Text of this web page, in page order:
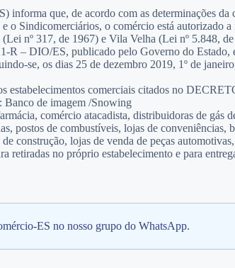
que, de acordo com as determinações
Sindicomerciários, o comércio está autorizado
nº 317, de 1967) e Vila Velha (Lei nº 5.848,
R – DIO/ES, publicado pelo Governo do Estado,
se, os dias 25 de dezembro 2019, 1º de
estabelecimentos comerciais citados no
Banco de imagem /Snowing
comércio atacadista, distribuidoras de gás
postos de combustíveis, lojas de conveniências,
construção, lojas de venda de peças
retiradas no próprio estabelecimento e para
ES no nosso grupo do WhatsApp.